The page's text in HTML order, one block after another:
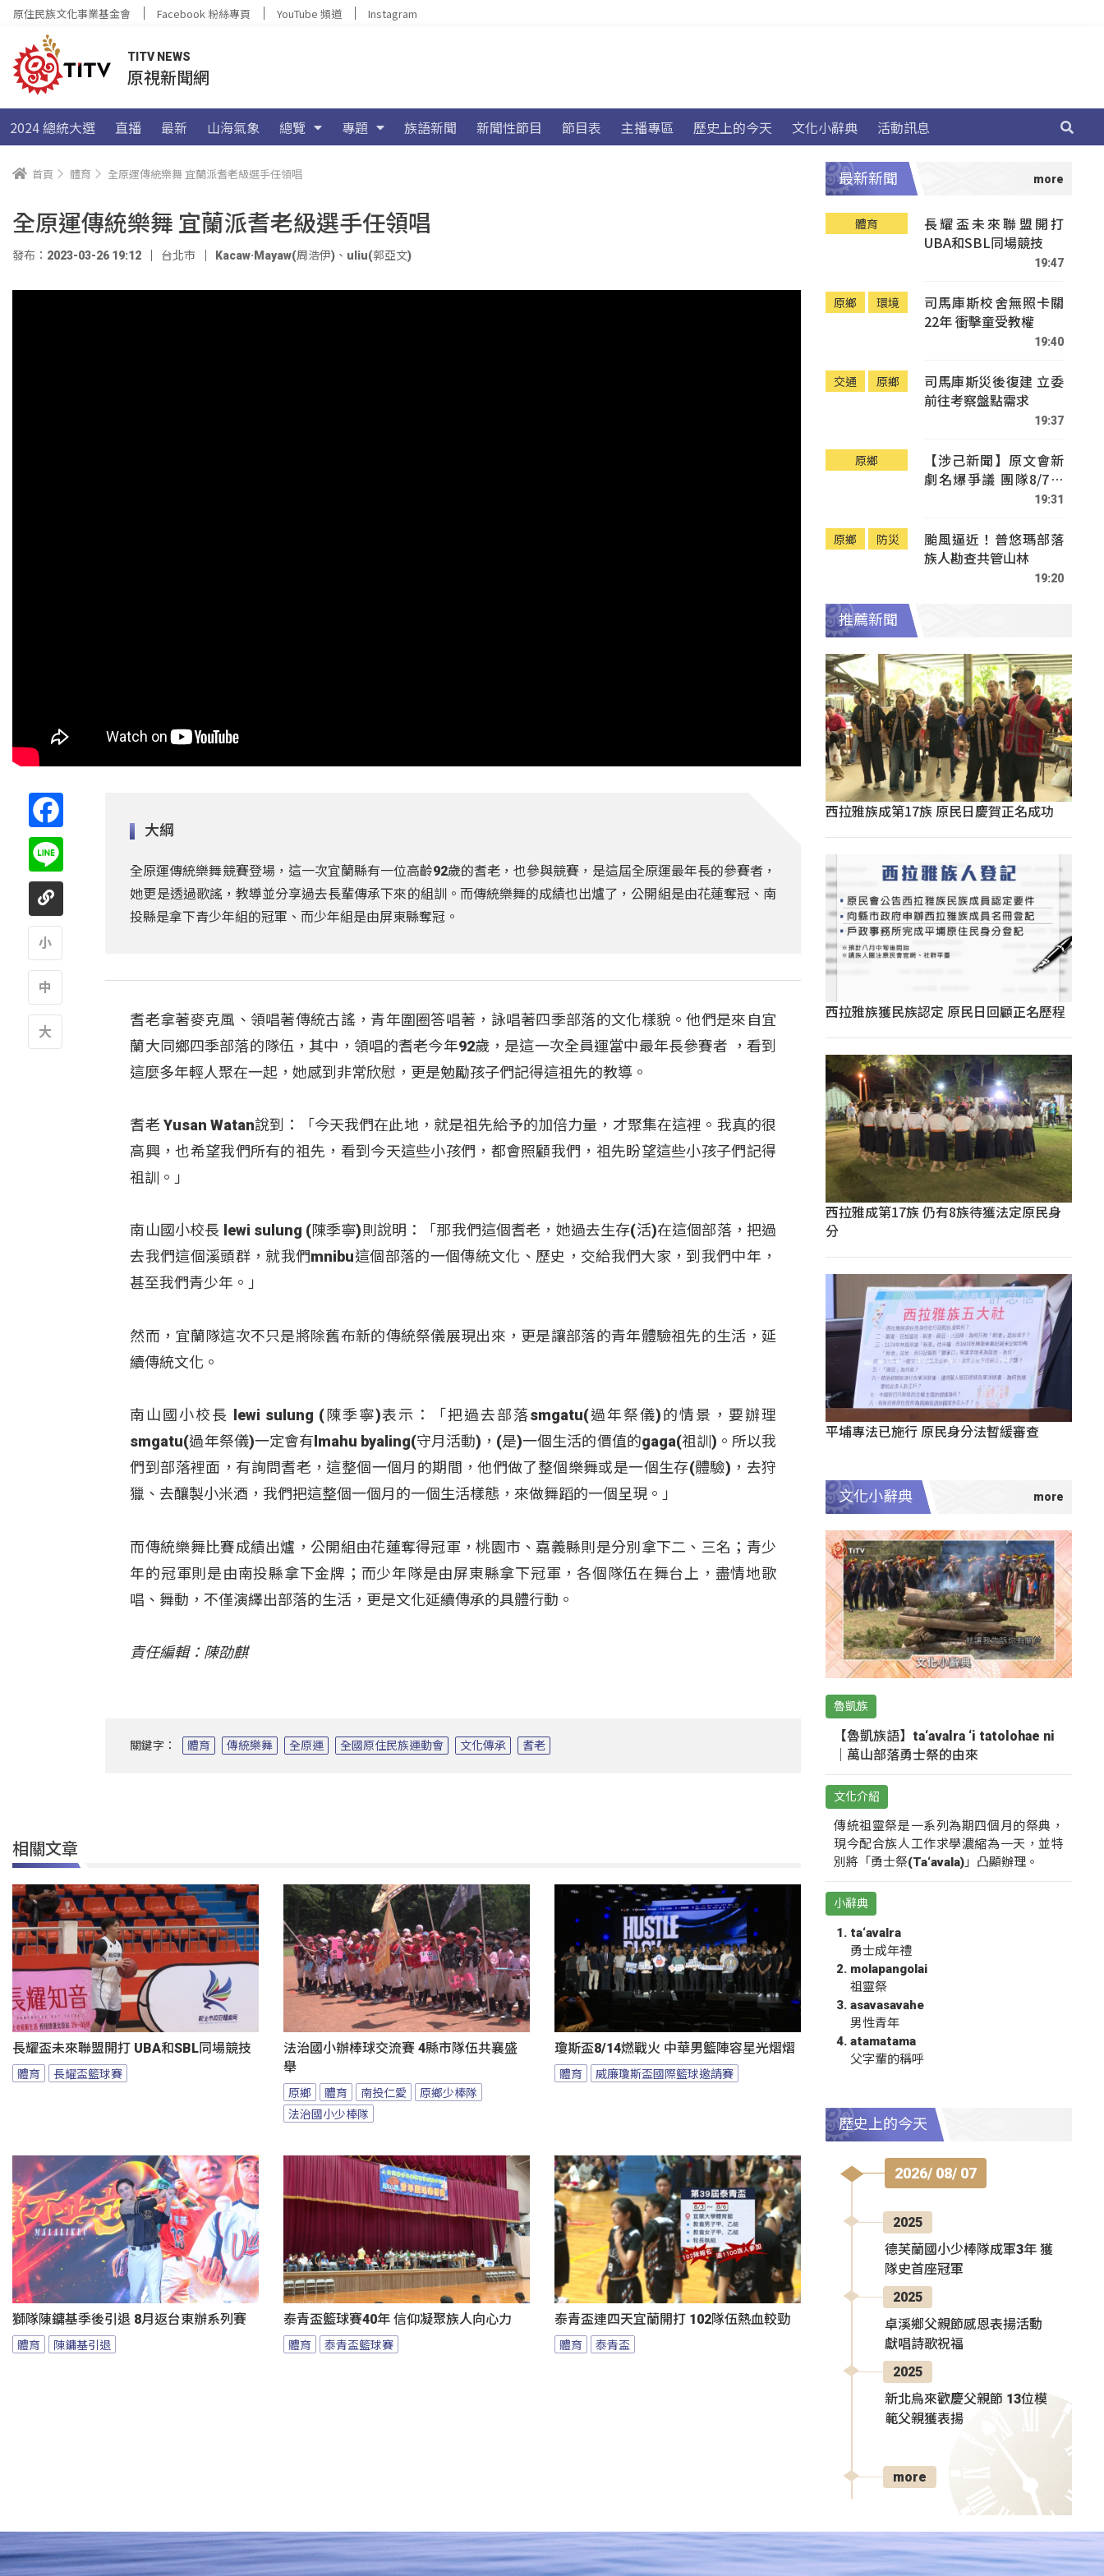
原住民族文化事業基金會 Facebook 粉絲專頁 YouTube 頻道 Instagram
TITV NEWS
原視新聞網
2024 總統大選 直播 最新 山海氣象 總覽 專題 族語新聞 新聞性節目 節目表 主播專區 歷史上的今天 文化小辭典 活動訊息
首頁 體育 全原運傳統樂舞 宜蘭派耆老級選手任領唱
全原運傳統樂舞 宜蘭派耆老級選手任領唱
發布：2023-03-26 19:12 台北市 Kacaw·Mayaw(周浩伊) 、 uliu(郭亞文)
大綱
全原運傳統樂舞競賽登場，這一次宜蘭縣有一位高齡92歲的耆老，也參與競賽，是這屆全原運最年長的參賽者，
她更是透過歌謠，教導並分享過去長輩傳承下來的組訓。而傳統樂舞的成績也出爐了，公開組是由花蓮奪冠、南
投縣是拿下青少年組的冠軍、而少年組是由屏東縣奪冠。
耆老拿著麥克風、領唱著傳統古謠，青年圍圈答唱著，詠唱著四季部落的文化樣貌。他們是來自宜
蘭大同鄉四季部落的隊伍，其中，領唱的耆老今年92歲，是這一次全員運當中最年長參賽者 ，看到
這麼多年輕人聚在一起，她感到非常欣慰，更是勉勵孩子們記得這祖先的教導。
耆老 Yusan Watan說到：「今天我們在此地，就是祖先給予的加倍力量，才聚集在這裡。我真的很
高興，也希望我們所有的祖先，看到今天這些小孩們，都會照顧我們，祖先盼望這些小孩子們記得
祖訓。」
南山國小校長 lewi sulung (陳季寧)則說明：「那我們這個耆老，她過去生存(活)在這個部落，把過
去我們這個溪頭群，就我們mnibu這個部落的一個傳統文化、歷史，交給我們大家，到我們中年，
甚至我們青少年。」
然而，宜蘭隊這次不只是將除舊布新的傳統祭儀展現出來，更是讓部落的青年體驗祖先的生活，延
續傳統文化。
南山國小校長 lewi sulung (陳季寧)表示：「把過去部落smgatu(過年祭儀)的情景，要辦理
smgatu(過年祭儀)一定會有lmahu byaling(守月活動)，(是)一個生活的價值的gaga(祖訓)。所以我
們到部落裡面，有詢問耆老，這整個一個月的期間，他們做了整個樂舞或是一個生存(體驗)，去狩
獵、去釀製小米酒，我們把這整個一個月的一個生活樣態，來做舞蹈的一個呈現。」
而傳統樂舞比賽成績出爐，公開組由花蓮奪得冠軍，桃園市、嘉義縣則是分別拿下二、三名；青少
年的冠軍則是由南投縣拿下金牌；而少年隊是由屏東縣拿下冠軍，各個隊伍在舞台上，盡情地歌
唱、舞動，不僅演繹出部落的生活，更是文化延續傳承的具體行動。
責任編輯：陳劭麒
關鍵字： 體育 傳統樂舞 全原運 全國原住民族運動會 文化傳承 耆老
相關文章
長耀盃未來聯盟開打 UBA和SBL同場競技
體育 長耀盃籃球賽
法治國小辦棒球交流賽 4縣市隊伍共襄盛
舉
原鄉 體育 南投仁愛
原鄉少棒隊
法治國小少棒隊
瓊斯盃8/14燃戰火 中華男籃陣容星光熠熠
體育 威廉瓊斯盃國際籃球邀請賽
獅隊陳鏞基季後引退 8月返台東辦系列賽
體育 陳鏞基引退
泰青盃籃球賽40年 信仰凝聚族人向心力
體育 泰青盃籃球賽
泰青盃連四天宜蘭開打 102隊伍熱血較勁
體育 泰青盃
最新新聞
體育
長耀盃未來聯盟開打
UBA和SBL同場競技
19:47
原鄉 環境
司馬庫斯校舍無照卡關
22年 衝擊童受教權
19:40
交通 原鄉
司馬庫斯災後復建 立委
前往考察盤點需求
19:37
原鄉
【涉己新聞】原文會新
劇名爆爭議 團隊8/7赴
19:31
原鄉 防災
颱風逼近！普悠瑪部落
族人勘查共管山林
19:20
推薦新聞
西拉雅族成第17族 原民日慶賀正名成功
西拉雅族獲民族認定 原民日回顧正名歷程
西拉雅成第17族 仍有8族待獲法定原民身
分
平埔專法已施行 原民身分法暫緩審查
文化小辭典
魯凱族
【魯凱族語】ta‘avalra ‘i tatolohae ni
｜萬山部落勇士祭的由來
文化介紹
傳統祖靈祭是一系列為期四個月的祭典，
現今配合族人工作求學濃縮為一天，並特
別將「勇士祭(Ta‘avala)」凸顯辦理。
小辭典
ta‘avalra
勇士成年禮
molapangolai
祖靈祭
asavasavahe
男性青年
atamatama
父字輩的稱呼
歷史上的今天
2026/ 08/ 07
2025
德芙蘭國小少棒隊成軍3年 獲
隊史首座冠軍
2025
卓溪鄉父親節感恩表揚活動
獻唱詩歌祝福
2025
新北烏來歡慶父親節 13位模
範父親獲表揚
more